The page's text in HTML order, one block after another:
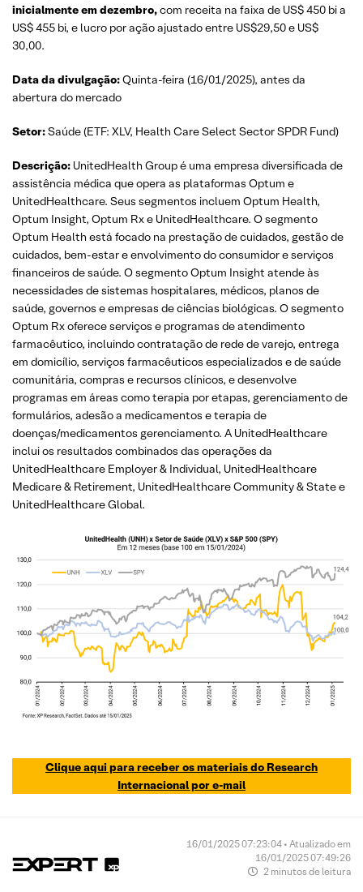
inicialmente em dezembro,com receita na faixa de US$ 450 bi a
US$ 455 bi, e lucro por ação ajustado entre US$29,50 e US$
30,00.
Data da divulgação:Quinta-feira (16/01/2025), antes da
abertura do mercado
Setor:Saúde (ETF: XLV, Health Care Select Sector SPDR Fund)
Descrição: UnitedHealth Group é uma empresa diversificada de
assistência médica que opera as plataformas Optum e
UnitedHealthcare. Seus segmentos incluem Optum Health,
Optum Insight, Optum Rx e UnitedHealthcare. O segmento
Optum Health está focado na prestação de cuidados, gestão de
cuidados, bem-estar e envolvimento do consumidor e serviços
financeiros de saúde. O segmento Optum Insight atende às
necessidades de sistemas hospitalares, médicos, planos de
saúde, governos e empresas de ciências biológicas. O segmento
Optum Rx oferece serviços e programas de atendimento
farmacêutico, incluindo contratação de rede de varejo, entrega
em domicílio, serviços farmacêuticos especializados e de saúde
comunitária, compras e recursos clínicos, e desenvolve
programas em áreas como terapia por etapas, gerenciamento de
formulários, adesão a medicamentos e terapia de
doenças/medicamentos gerenciamento. A UnitedHealthcare
inclui os resultados combinados das operações da
UnitedHealthcare Employer & Individual, UnitedHealthcare
Medicare & Retirement, UnitedHealthcare Community & State e
UnitedHealthcare Global.
Clique aqui para receber os materiais do Research
Internacional por e-mail
16/01/2025 07:23:04 • Atualizado em
16/01/2025 07:49:26
2 minutos de leitura